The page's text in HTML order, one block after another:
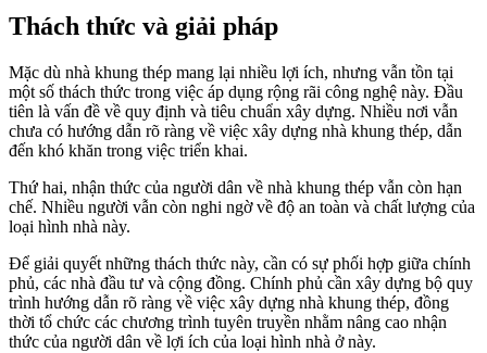
Thách thức và giải pháp
Mặc dù nhà khung thép mang lại nhiều lợi ích, nhưng vẫn tồn tại
một số thách thức trong việc áp dụng rộng rãi công nghệ này. Đầu
tiên là vấn đề về quy định và tiêu chuẩn xây dựng. Nhiều nơi vẫn
chưa có hướng dẫn rõ ràng về việc xây dựng nhà khung thép, dẫn
đến khó khăn trong việc triển khai.
Thứ hai, nhận thức của người dân về nhà khung thép vẫn còn hạn
chế. Nhiều người vẫn còn nghi ngờ về độ an toàn và chất lượng của
loại hình nhà này.
Để giải quyết những thách thức này, cần có sự phối hợp giữa chính
phủ, các nhà đầu tư và cộng đồng. Chính phủ cần xây dựng bộ quy
trình hướng dẫn rõ ràng về việc xây dựng nhà khung thép, đồng
thời tổ chức các chương trình tuyên truyền nhằm nâng cao nhận
thức của người dân về lợi ích của loại hình nhà ở này.